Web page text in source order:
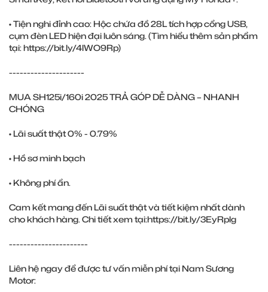
• Tiện nghi đỉnh cao: Hộc chứa đồ 28L tích hợp cổng USB,
cụm đèn LED hiện đại luôn sáng. (Tìm hiểu thêm sản phẩm
tại:https://bit.ly/4lWO9Rp)
---------------------
MUA SH125i/160i 2025 TRẢ GÓP DỄ DÀNG – NHANH
CHÓNG
• Lãi suất thật 0% - 0.79%
• Hồ sơ minh bạch
• Không phí ẩn.
Cam kết mang đến Lãi suất thật và tiết kiệm nhất dành
cho khách hàng. Chi tiết xem tại:https://bit.ly/3EyRplg
----------------------
Liên hệ ngay để được tư vấn miễn phí tại Nam Sương
Motor: